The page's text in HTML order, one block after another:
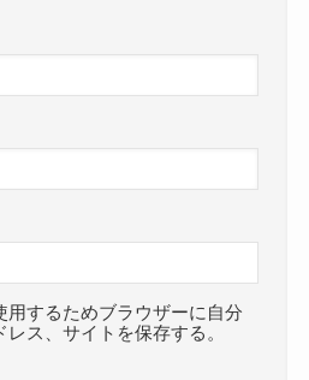
用するためブラウザーに自分
ス、サイトを保存する。